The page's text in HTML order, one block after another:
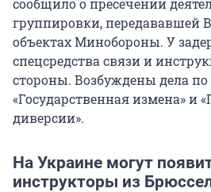
группировки, передававшей
объектах Минобороны. У
спецсредства связи и
стороны. Возбуждены дела по
«Государственная измена» и
диверсии».
На Украине могут
инструкторы из